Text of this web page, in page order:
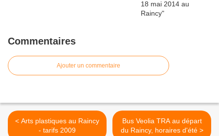
Commentaires
Ajouter un commentaire
< Arts plastiques au Raincy
- tarifs 2009
Bus Veolia TRA au départ
du Raincy, horaires d'été >